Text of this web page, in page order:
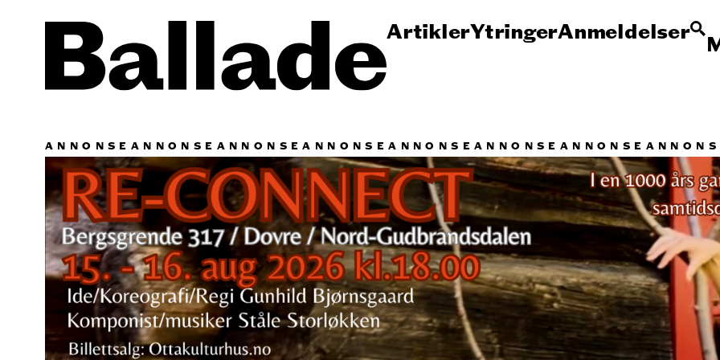
ArtiklerYtringerAnmeldelser